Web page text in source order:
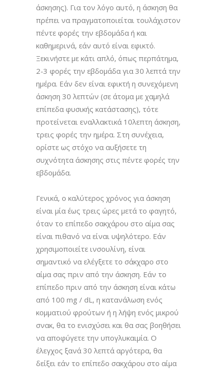
άσκησης). Για τον λόγο αυτό, η άσκηση θα
πρέπει να πραγματοποιείται τουλάχιστον
πέντε φορές την εβδομάδα ή και
καθημερινά, εάν αυτό είναι εφικτό.
Ξεκινήστε με κάτι απλό, όπως περπάτημα,
2-3 φορές την εβδομάδα για 30 λεπτά την
ημέρα. Εάν δεν είναι εφικτή η συνεχόμενη
άσκηση 30 λεπτών (σε άτομα με χαμηλά
επίπεδα φυσικής κατάστασης), τότε
προτείνεται εναλλακτικά 10λεπτη άσκηση,
τρεις φορές την ημέρα. Στη συνέχεια,
ορίστε ως στόχο να αυξήσετε τη
συχνότητα άσκησης στις πέντε φορές την
εβδομάδα.
Γενικά, ο καλύτερος χρόνος για άσκηση
είναι μία έως τρεις ώρες μετά το φαγητό,
όταν το επίπεδο σακχάρου στο αίμα σας
είναι πιθανό να είναι υψηλότερο. Εάν
χρησιμοποιείτε ινσουλίνη, είναι
σημαντικό να ελέγξετε το σάκχαρο στο
αίμα σας πριν από την άσκηση. Εάν το
επίπεδο πριν από την άσκηση είναι κάτω
από 100 mg / dL, η κατανάλωση ενός
κομματιού φρούτων ή η λήψη ενός μικρού
σνακ, θα το ενισχύσει και θα σας βοηθήσει
να αποφύγετε την υπογλυκαιμία. Ο
έλεγχος ξανά 30 λεπτά αργότερα, θα
δείξει εάν το επίπεδο σακχάρου στο αίμα